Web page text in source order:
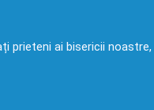
prieteni ai bisericii noastre,